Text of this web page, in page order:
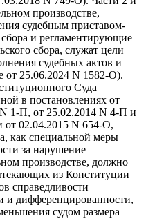
производстве,
судебным приставом-
и регламентирующие
сбора, служат цели
судебных актов и
от 25.06.2024 N 1582-О).
Суда
в постановлениях от
1-П, от 25.02.2014 N 4-П и
от 02.04.2015 N 654-О,
как специальной меры
за нарушение
производстве, должно
из Конституции
справедливости
и дифференцированности,
судом размера